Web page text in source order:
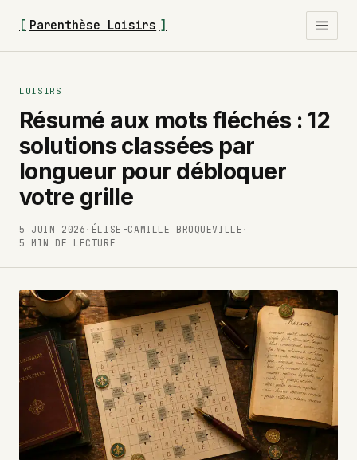
[ Parenthèse Loisirs ]
LOISIRS
Résumé aux mots fléchés : 12
solutions classées par
longueur pour débloquer
votre grille
5 JUIN 2026 · ÉLISE-CAMILLE BROQUEVILLE ·
5 MIN DE LECTURE